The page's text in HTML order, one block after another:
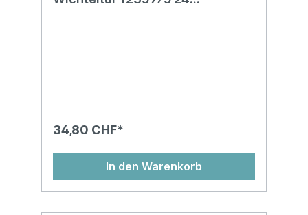
34,80 CHF*
In den Warenkorb